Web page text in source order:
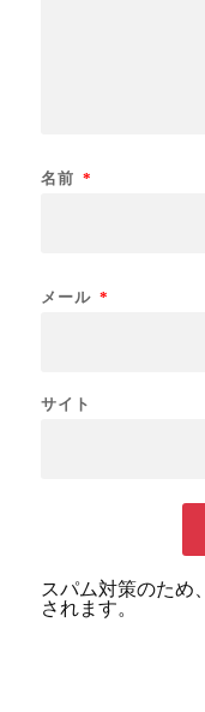
名前 *
メール *
サイト
スパム対策のため
されます。